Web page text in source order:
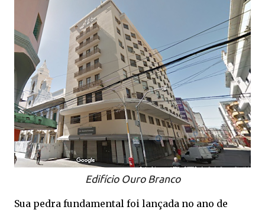
Edifício Ouro Branco
Sua pedra fundamental foi lançada no ano de